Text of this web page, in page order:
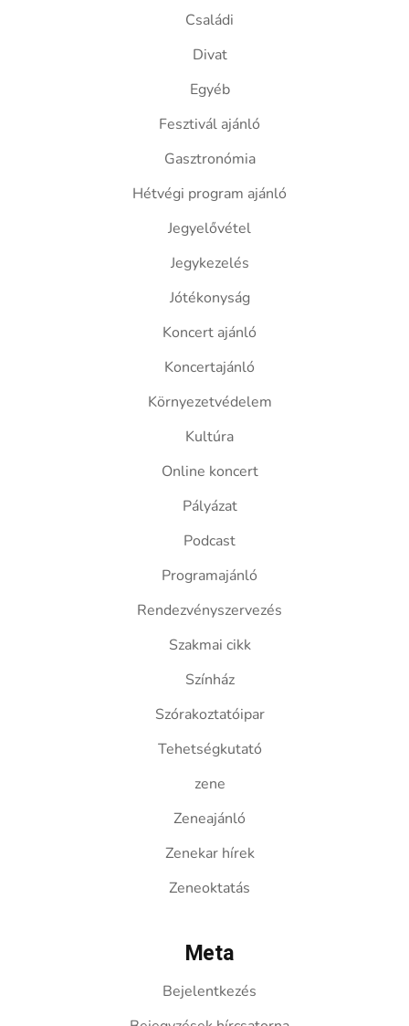
Családi
Divat
Egyéb
Fesztivál ajánló
Gasztronómia
Hétvégi program ajánló
Jegyelővétel
Jegykezelés
Jótékonyság
Koncert ajánló
Koncertajánló
Környezetvédelem
Kultúra
Online koncert
Pályázat
Podcast
Programajánló
Rendezvényszervezés
Szakmai cikk
Színház
Szórakoztatóipar
Tehetségkutató
zene
Zeneajánló
Zenekar hírek
Zeneoktatás
Meta
Bejelentkezés